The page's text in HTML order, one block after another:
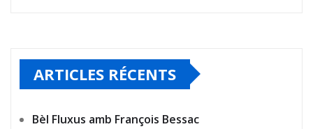
ARTICLES RÉCENTS
Bèl Fluxus amb François Bessac